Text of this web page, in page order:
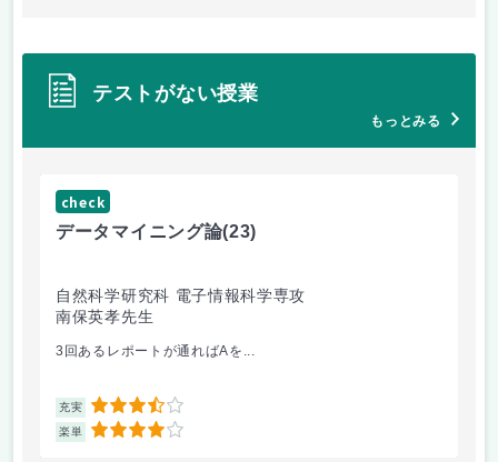
テストがない授業
もっとみる
check
データマイニング論(23)
自然科学研究科 電子情報科学専攻
南保英孝先生
3回あるレポートが通ればAを...
充実 3.5
楽単 4